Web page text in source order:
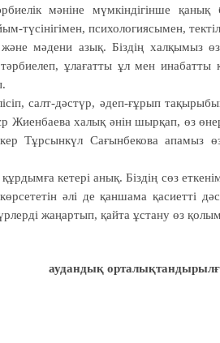
мәніне мүмкіндігінше
түсінігімен, психологиясымен,
мәдени азық. Біздің халқымыз
ұлағатты ұл мен инабатты
салт-дәстүр, әдеп-ғұрып
Жиенбаева халық әнін шырқап, өз
Тұрсынкүл Сағынбекова апамыз
кетері анық. Біздің сөз
көрсететін әлі де қаншама қасиетті
жаңартып, қайта ұстану өз
аудандық